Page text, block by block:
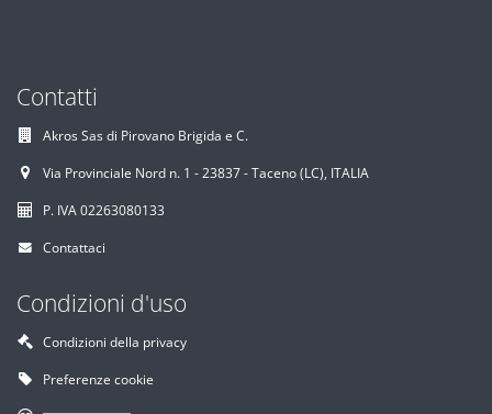
Contatti
Akros Sas di Pirovano Brigida e C.
Via Provinciale Nord n. 1 - 23837 - Taceno (LC), ITALIA
P. IVA 02263080133
Contattaci
Condizioni d'uso
Condizioni della privacy
Preferenze cookie